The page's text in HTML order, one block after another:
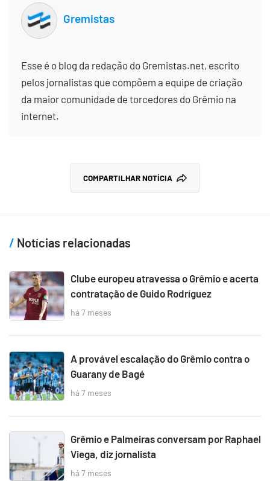
Gremistas
Esse é o blog da redação do Gremistas.net, escrito
pelos jornalistas que compõem a equipe de criação
da maior comunidade de torcedores do Grêmio na
internet.
COMPARTILHAR NOTÍCIA
Notícias relacionadas
Clube europeu atravessa o Grêmio e acerta
contratação de Guido Rodríguez
há 7 meses
A provável escalação do Grêmio contra o
Guarany de Bagé
há 7 meses
Grêmio e Palmeiras conversam por Raphael
Viega, diz jornalista
há 7 meses